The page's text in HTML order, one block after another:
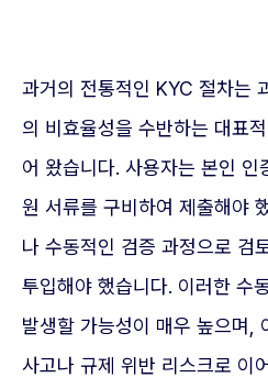
과거의 전통적인 KYC 절차는
의 비효율성을 수반하는 대표
어 왔습니다. 사용자는 본인 인
원 서류를 구비하여 제출해야
나 수동적인 검증 과정으로 검
투입해야 했습니다. 이러한 수
발생할 가능성이 매우 높으며,
사고나 규제 위반 리스크로 이